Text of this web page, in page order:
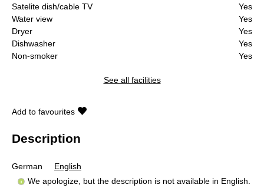
Satelite dish/cable TV
Yes
Water view
Yes
Dryer
Yes
Dishwasher
Yes
Non-smoker
Yes
See all facilities
Add to favourites
Description
German
English
We apologize, but the description is not available in English.